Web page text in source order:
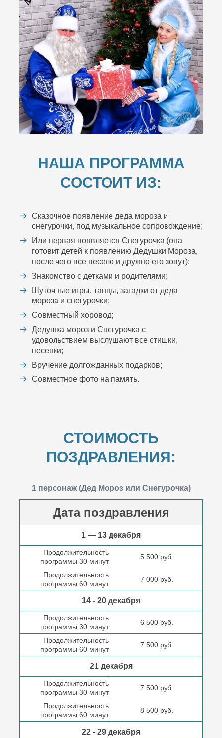
НАША ПРОГРАММА
СОСТОИТ ИЗ:
Сказочное появление деда мороза и
снегурочки, под музыкальное сопровождение;
Или первая появляется Снегурочка (она
готовит детей к появлению Дедушки Мороза,
после чего все весело и дружно его зовут);
Знакомство с детками и родителями;
Шуточные игры, танцы, загадки от деда
мороза и снегурочки;
Совместный хоровод;
Дедушка мороз и Снегурочка с
удовольствием выслушают все стишки,
песенки;
Вручение долгожданных подарков;
Совместное фото на память.
СТОИМОСТЬ
ПОЗДРАВЛЕНИЯ:
1 персонаж (Дед Мороз или Снегурочка)
Дата поздравления
1 — 13 декабря
Продолжительность
программы 30 минут
5 500 руб.
Продолжительность
программы 60 минут
7 000 руб.
14 - 20 декабря
Продолжительность
программы 30 минут
6 500 руб.
Продолжительность
программы 60 минут
7 500 руб.
21 декабря
Продолжительность
программы 30 минут
7 500 руб.
Продолжительность
программы 60 минут
8 500 руб.
22 - 29 декабря